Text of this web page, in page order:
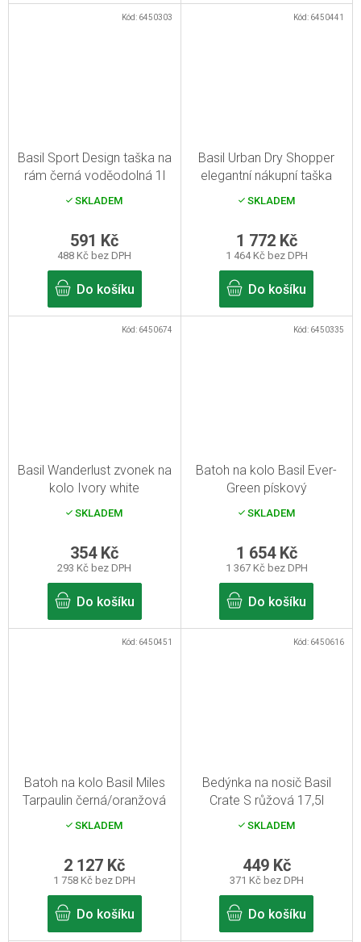
Basil Sport Design taška na
rám černá voděodolná 1l
SKLADEM
488 Kč bez DPH
591 Kč
Do košíku
Kód: 6450303
Basil Urban Dry Shopper
elegantní nákupní taška
šedá 25l
SKLADEM
1 464 Kč bez DPH
1 772 Kč
Do košíku
Kód: 6450441
Basil Wanderlust zvonek na
kolo Ivory white
SKLADEM
293 Kč bez DPH
354 Kč
Do košíku
Kód: 6450674
Batoh na kolo Basil Ever-
Green pískový
SKLADEM
1 367 Kč bez DPH
1 654 Kč
Do košíku
Kód: 6450335
Batoh na kolo Basil Miles
Tarpaulin černá/oranžová
SKLADEM
1 758 Kč bez DPH
2 127 Kč
Do košíku
Kód: 6450451
Bedýnka na nosič Basil
Crate S růžová 17,5l
SKLADEM
371 Kč bez DPH
449 Kč
Do košíku
Kód: 6450616